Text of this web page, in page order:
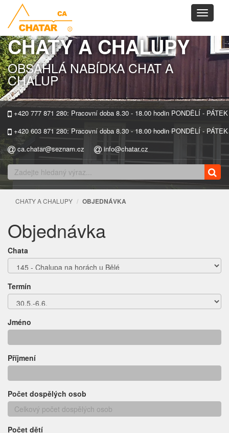
Toggle
CHATY A CHALUPY
OBSÁHLÁ NABÍDKA CHAT A
CHALUP
+420 777 871 280: Pracovní doba 8.30 - 18.00 hodin PONDĚLÍ - PÁTEK
+420 603 871 280: Pracovní doba 8.30 - 18.00 hodin PONDĚLÍ - PÁTEK
ca.chatar@seznam.cz
info@chatar.cz
CHATY A CHALUPY OBJEDNÁVKA
Objednávka
Chata
Termín
Jméno
Příjmení
Počet dospělých osob
Počet dětí